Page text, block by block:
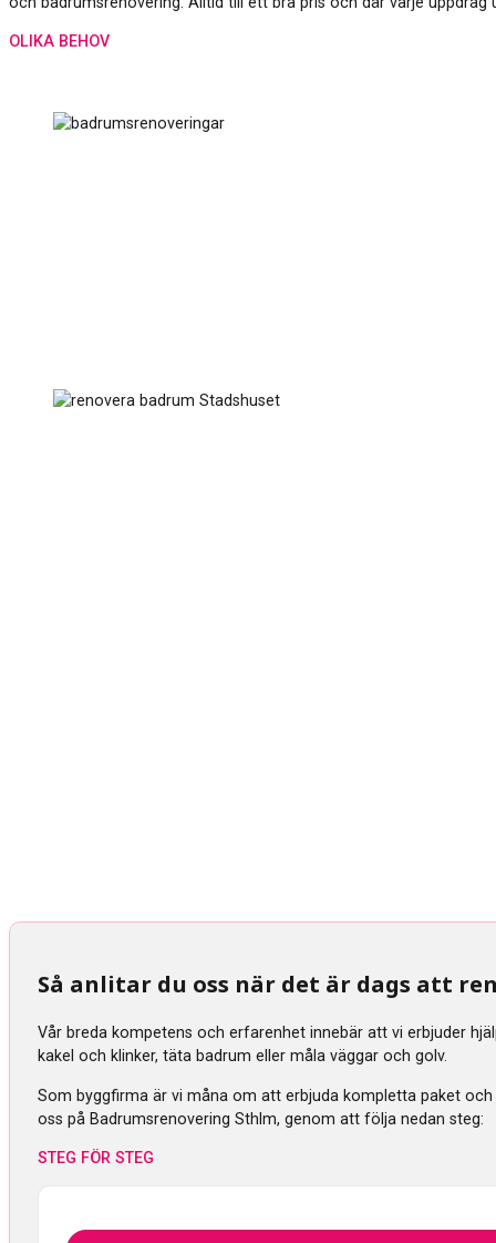
OLIKA BEHOV
Så anlitar du oss när det är dags att
Vår breda kompetens och erfarenhet innebär att vi erbjuder
kakel och klinker, täta badrum eller måla väggar och golv.
Som byggfirma är vi måna om att erbjuda kompletta paket
oss på Badrumsrenovering Sthlm, genom att följa nedan steg:
STEG FÖR STEG